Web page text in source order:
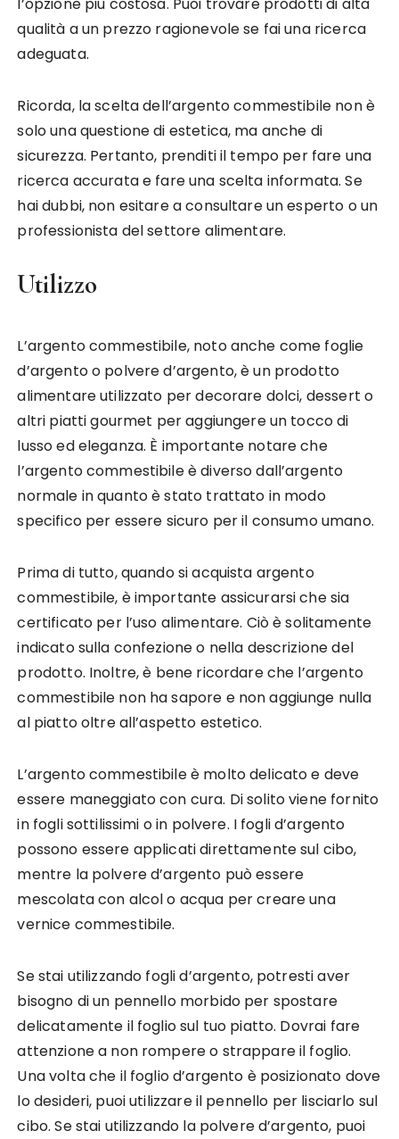
qualità a un prezzo ragionevole se fai una ricerca
adeguata.
Ricorda, la scelta dell’argento commestibile non è
solo una questione di estetica, ma anche di
sicurezza. Pertanto, prenditi il tempo per fare una
ricerca accurata e fare una scelta informata. Se
hai dubbi, non esitare a consultare un esperto o un
professionista del settore alimentare.
Utilizzo
L’argento commestibile, noto anche come foglie
d’argento o polvere d’argento, è un prodotto
alimentare utilizzato per decorare dolci, dessert o
altri piatti gourmet per aggiungere un tocco di
lusso ed eleganza. È importante notare che
l’argento commestibile è diverso dall’argento
normale in quanto è stato trattato in modo
specifico per essere sicuro per il consumo umano.
Prima di tutto, quando si acquista argento
commestibile, è importante assicurarsi che sia
certificato per l’uso alimentare. Ciò è solitamente
indicato sulla confezione o nella descrizione del
prodotto. Inoltre, è bene ricordare che l’argento
commestibile non ha sapore e non aggiunge nulla
al piatto oltre all’aspetto estetico.
L’argento commestibile è molto delicato e deve
essere maneggiato con cura. Di solito viene fornito
in fogli sottilissimi o in polvere. I fogli d’argento
possono essere applicati direttamente sul cibo,
mentre la polvere d’argento può essere
mescolata con alcol o acqua per creare una
vernice commestibile.
Se stai utilizzando fogli d’argento, potresti aver
bisogno di un pennello morbido per spostare
delicatamente il foglio sul tuo piatto. Dovrai fare
attenzione a non rompere o strappare il foglio.
Una volta che il foglio d’argento è posizionato dove
lo desideri, puoi utilizzare il pennello per lisciarlo sul
cibo. Se stai utilizzando la polvere d’argento, puoi